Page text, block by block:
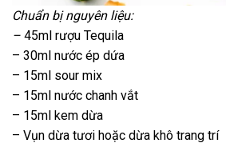
Chuẩn bị nguyên liệu:
– 45ml rượu Tequila
– 30ml nước ép dứa
– 15ml sour mix
– 15ml nước chanh vắt
– 15ml kem dừa
– Vụn dừa tươi hoặc dừa khô trang trí